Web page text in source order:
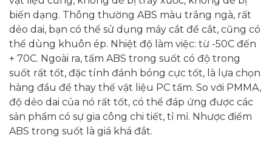
biến dạng. Thông thường ABS màu trắng ngà, rất
dẻo dai, bạn có thể sử dụng máy cắt để cắt, cũng có
thể dùng khuôn ép. Nhiệt độ làm việc: từ -50C đến
+ 70C. Ngoài ra, tấm ABS trong suốt có độ trong
suốt rất tốt, đặc tính đánh bóng cực tốt, là lựa chọn
hàng đầu để thay thế vật liệu PC tấm. So với PMMA,
độ dẻo dai của nó rất tốt, có thể đáp ứng được các
sản phẩm có sự gia công chi tiết, tỉ mỉ. Nhược điểm
ABS trong suốt là giá khá đắt.